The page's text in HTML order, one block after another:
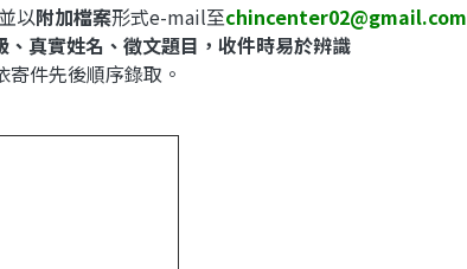
以附加檔案形式e-mail至chincenter02@gmail.com
真實姓名、徵文題目，收件時易於辨識
件先後順序錄取。